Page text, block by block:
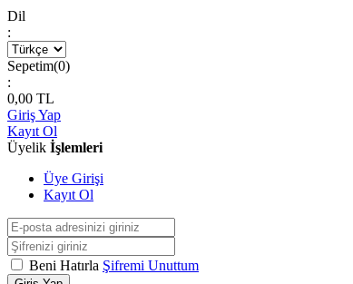
Dil
:
Sepetim(0)
:
0,00 TL
Giriş Yap
Kayıt Ol
Üyelik İşlemleri
Üye Girişi
Kayıt Ol
Beni Hatırla Şifremi Unuttum